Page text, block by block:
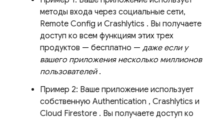
методы входа через социальные сети,
Remote Config и Crashlytics . Вы получаете
доступ ко всем функциям этих трех
продуктов — бесплатно — даже если у
вашего приложения несколько миллионов
пользователей.
Пример 2: Ваше приложение использует
собственную Authentication , Crashlytics и
Cloud Firestore . Вы получаете доступ ко